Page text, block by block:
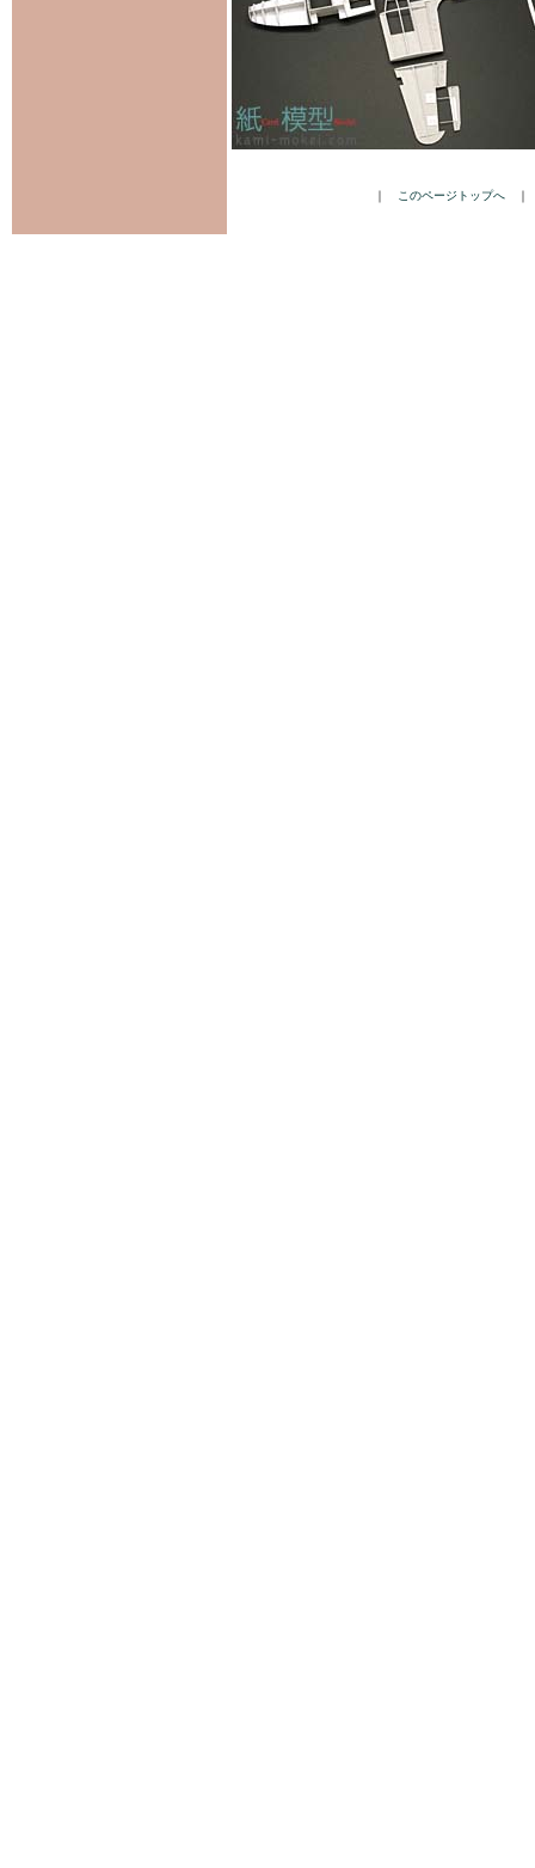
｜ このページトップへ